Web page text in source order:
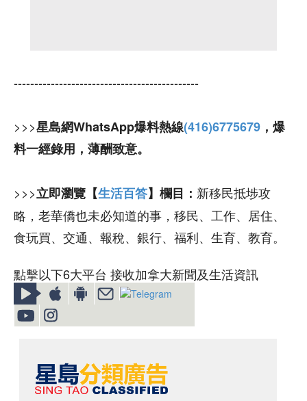
---------------------------------------------
>>>星島網WhatsApp爆料熱線(416)6775679 ，爆
料一經錄用，薄酬致意。
>>>立即瀏覽【生活百答】欄目： 新移民抵埗攻
略，老華僑也未必知道的事，移民、工作、居住、
食玩買、交通、報稅、銀行、福利、生育、教育。
點擊以下6大平台 接收加拿大新聞及生活資訊